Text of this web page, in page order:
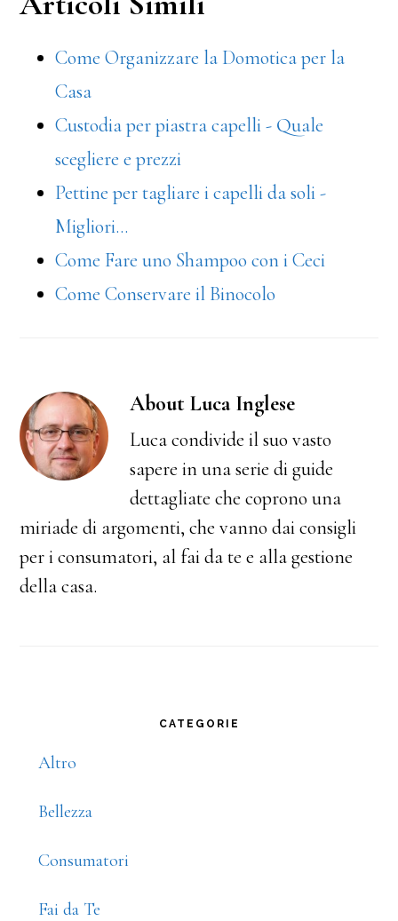
bo tt
er
t
ail di
di
Come Organizzare la Domotica per la
Casa
Custodia per piastra capelli - Quale
scegliere e prezzi
Pettine per tagliare i capelli da soli -
Migliori…
Come Fare uno Shampoo con i Ceci
Come Conservare il Binocolo
AboutLuca Inglese
Luca condivide il suo vasto
sapere in una serie di guide
dettagliate che coprono una
miriade di argomenti, che vanno dai consigli
per i consumatori, al fai da te e alla gestione
della casa.
Sidebar
CATEGORIE
Altro
Bellezza
Consumatori
Fai da Te